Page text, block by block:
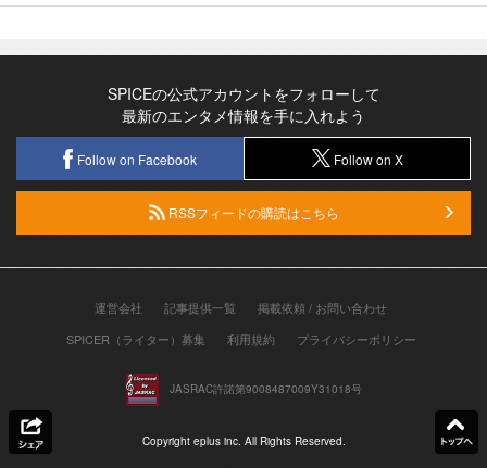
SPICEの公式アカウントをフォローして
最新のエンタメ情報を手に入れよう
Follow on Facebook Follow on X
RSSフィードの購読はこちら
運営会社 記事提供一覧
掲載依頼 / お問い合わせ
SPICER（ライター）募集
利用規約 プライバシーポリシー
JASRAC許諾第9008487009Y31018号
Copyright eplus inc. All Rights Reserved.